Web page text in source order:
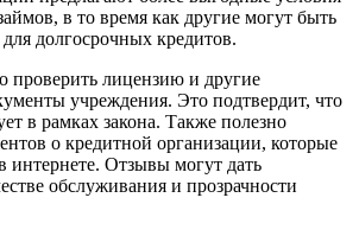
в то время как другие могут быть
долгосрочных кредитов.
проверить лицензию и другие
учреждения. Это подтвердит, что
в рамках закона. Также полезно
о кредитной организации, которые
интернете. Отзывы могут дать
обслуживания и прозрачности